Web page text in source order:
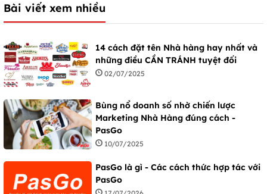
Bài viết xem nhiều
14 cách đặt tên Nhà hàng hay nhất và
những điều CẦN TRÁNH tuyệt đối
02/07/2025
Bùng nổ doanh số nhờ chiến lược
Marketing Nhà Hàng đúng cách -
PasGo
10/07/2025
PasGo là gì - Các cách thức hợp tác với
PasGo